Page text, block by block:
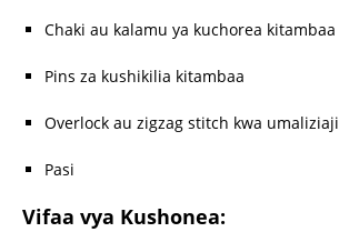
Chaki au kalamu ya kuchorea kitambaa
Pins za kushikilia kitambaa
Overlock au zigzag stitch kwa umaliziaji
Pasi
Vifaa vya Kushonea: